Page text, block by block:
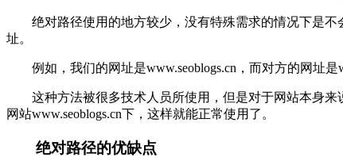
绝对路径使用的地方较少，没有特殊需求的情况下是
址。
例如，我们的网址是www.seoblogs.cn，而对方的网址
这种方法被很多技术人员所使用，但是对于网站本身
网站www.seoblogs.cn下，这样就能正常使用了。
绝对路径的优缺点